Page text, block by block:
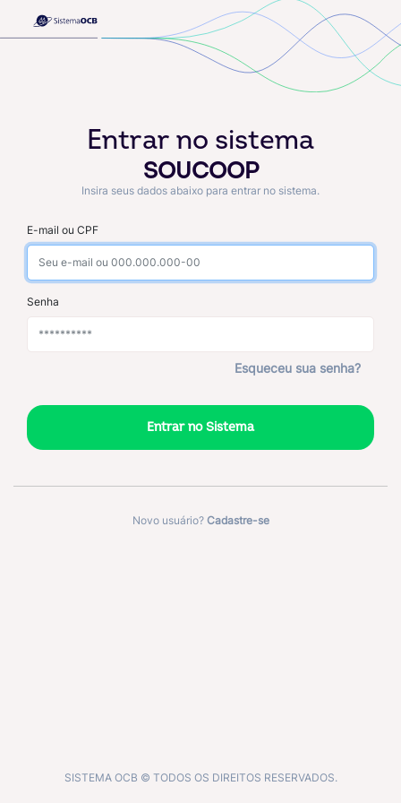
Entrar no sistema
SOUCOOP
Insira seus dados abaixo para entrar no sistema.
E-mail ou CPF
Senha
Esqueceu sua senha?
Novo usuário? Cadastre-se
SISTEMA OCB © TODOS OS DIREITOS RESERVADOS.